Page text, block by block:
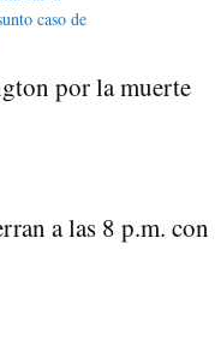
por la muerte
a las 8 p.m. con